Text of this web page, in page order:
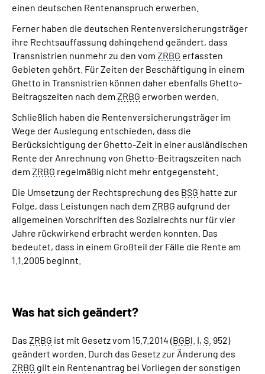
einen deutschen Rentenanspruch erwerben.
Ferner haben die deutschen Rentenversicherungsträger
ihre Rechtsauffassung dahingehend geändert, dass
Transnistrien nunmehr zu den vom ZRBG erfassten
Gebieten gehört. Für Zeiten der Beschäftigung in einem
Ghetto in Transnistrien können daher ebenfalls Ghetto-
Beitragszeiten nach dem ZRBG erworben werden.
Schließlich haben die Rentenversicherungsträger im
Wege der Auslegung entschieden, dass die
Berücksichtigung der Ghetto-Zeit in einer ausländischen
Rente der Anrechnung von Ghetto-Beitragszeiten nach
dem ZRBG regelmäßig nicht mehr entgegensteht.
Die Umsetzung der Rechtsprechung des BSG hatte zur
Folge, dass Leistungen nach dem ZRBG aufgrund der
allgemeinen Vorschriften des Sozialrechts nur für vier
Jahre rückwirkend erbracht werden konnten. Das
bedeutet, dass in einem Großteil der Fälle die Rente am
1.1.2005 beginnt.
Was hat sich geändert?
Das ZRBG ist mit Gesetz vom 15.7.2014 (BGBl I, S. 952)
geändert worden. Durch das Gesetz zur Änderung des
ZRBG gilt ein Rentenantrag bei Vorliegen der sonstigen